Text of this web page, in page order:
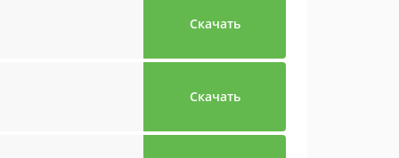
Скачать
Скачать